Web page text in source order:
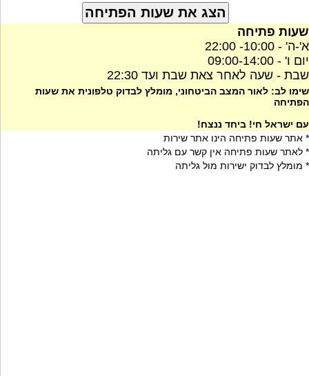
שעות פתיחה
א'-ה' - 10:00- 22:00
יום ו' - 09:00-14:00
שבת - שעה לאחר צאת שבת ועד 22:30
שימו לב: לאור המצב הביטחוני, מומלץ לבדוק טלפונית את שעות
הפתיחה
עם ישראל חי! ביחד ננצח!
* אתר שעות פתיחה הינו אתר שירות
* לאתר שעות פתיחה אין קשר עם גליתה
* מומלץ לבדוק ישירות מול גליתה